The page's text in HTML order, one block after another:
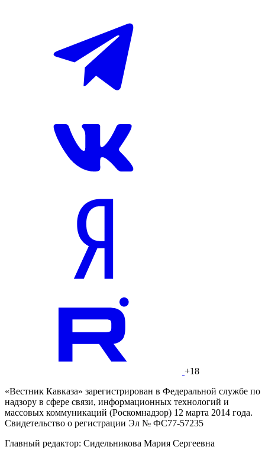
+18
«Вестник Кавказа» зарегистрирован в Федеральной службе по
надзору в сфере связи, информационных технологий и
массовых коммуникаций (Роскомнадзор) 12 марта 2014 года.
Свидетельство о регистрации Эл № ФС77-57235
Главный редактор: Сидельникова Мария Сергеевна